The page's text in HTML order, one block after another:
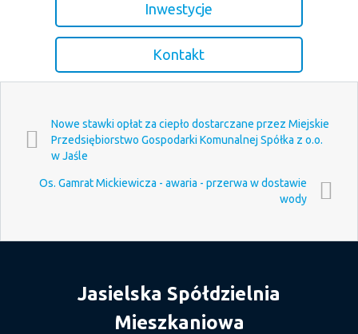
Inwestycje
Kontakt
Nowe stawki opłat za ciepło dostarczane przez Miejskie
Przedsiębiorstwo Gospodarki Komunalnej Spółka z o.o.
w Jaśle
Os. Gamrat Mickiewicza - awaria - przerwa w dostawie
wody
Jasielska Spółdzielnia
Mieszkaniowa